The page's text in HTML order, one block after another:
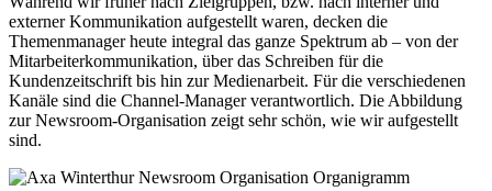
externer Kommunikation aufgestellt waren, decken die
Themenmanager heute integral das ganze Spektrum ab – von der
Mitarbeiterkommunikation, über das Schreiben für die
Kundenzeitschrift bis hin zur Medienarbeit. Für die verschiedenen
Kanäle sind die Channel-Manager verantwortlich. Die Abbildung
zur Newsroom-Organisation zeigt sehr schön, wie wir aufgestellt
sind.